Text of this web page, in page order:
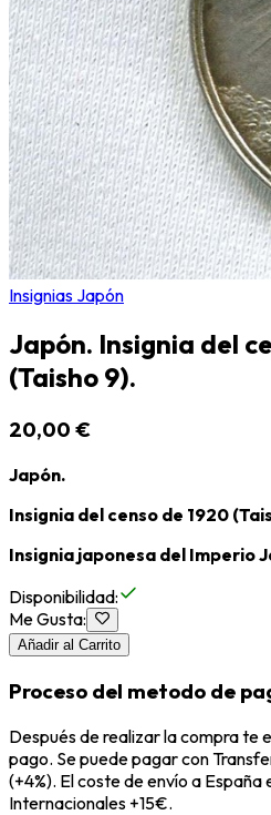
Insignias Japón
Japón. Insignia del
(Taisho 9).
20,00 €
Japón.
Insignia del censo de 1920
Insignia japonesa del Imperio
Disponibilidad:
Me Gusta:
Añadir al Carrito
Proceso del metodo de
Después de realizar la compra te
pago. Se puede pagar con
(+4%). El coste de envío a
Internacionales +15€.